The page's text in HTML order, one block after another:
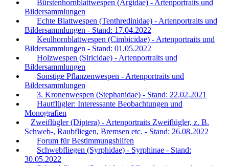
Bürstenhornblattwespen (Argidae) - Artenportraits und
Bildersammlungen
Echte Blattwespen (Tenthredinidae) - Artenportraits und
Bildersammlungen - Stand: 17.04.2022
Keulhornblattwespen (Cimbicidae) - Artenportraits und
Bildersammlungen - Stand: 01.05.2022
Holzwespen (Siricidae) - Artenportraits und
Bildersammlungen
Sonstige Pflanzenwespen - Artenportraits und
Bildersammlungen
3. Kronenwespen (Stephanidae) - Stand: 22.02.2021
Hautflügler: Interessante Beobachtungen und
Monografien
Zweiflügler (Diptera) - Artenportraits Zweiflügler, z. B.
Schweb-, Raubfliegen, Bremsen etc. - Stand: 26.08.2022
Forum für Bestimmungshilfen
Schwebfliegen (Syrphidae) - Syrphinae - Stand:
30.05.2022